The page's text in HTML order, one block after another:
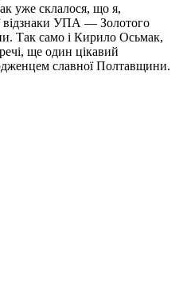
уже склалося, що я,
відзнаки УПА — Золотого
Так само і Кирило Осьмак,
ще один цікавий
славної Полтавщини.